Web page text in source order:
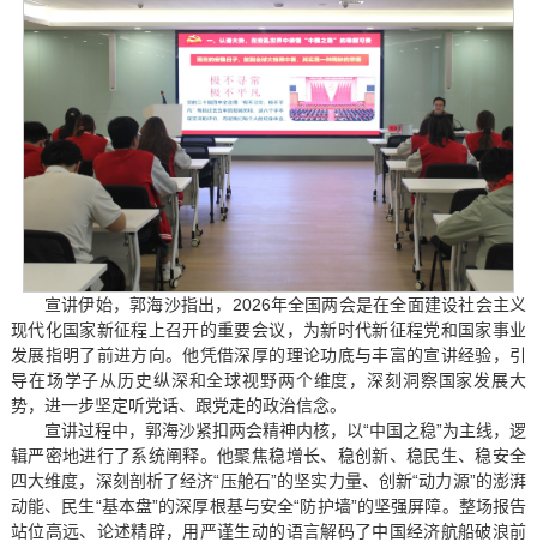
宣讲伊始，郭海沙指出，2026年全国两会是在全面建设社会主义
现代化国家新征程上召开的重要会议，为新时代新征程党和国家事业
发展指明了前进方向。他凭借深厚的理论功底与丰富的宣讲经验，引
导在场学子从历史纵深和全球视野两个维度，深刻洞察国家发展大
势，进一步坚定听党话、跟党走的政治信念。
宣讲过程中，郭海沙紧扣两会精神内核，以“中国之稳”为主线，逻
辑严密地进行了系统阐释。他聚焦稳增长、稳创新、稳民生、稳安全
四大维度，深刻剖析了经济“压舱石”的坚实力量、创新“动力源”的澎湃
动能、民生“基本盘”的深厚根基与安全“防护墙”的坚强屏障。整场报告
站位高远、论述精辟，用严谨生动的语言解码了中国经济航船破浪前